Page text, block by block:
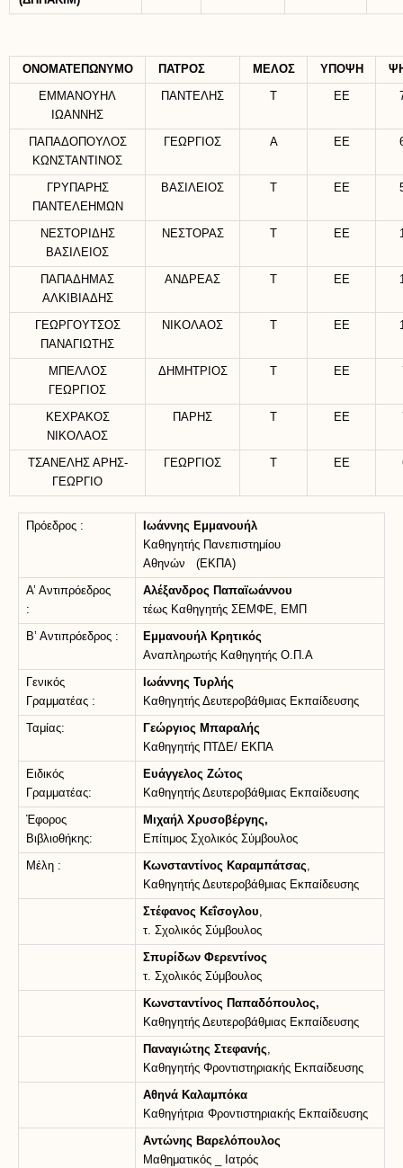
ΟΝΟΜΑΤΕΠΩΝΥΜΟ ΠΑΤΡΟΣ ΜΕΛΟΣ ΥΠΟΨΗ
ΕΜΜΑΝΟΥΗΛ
ΙΩΑΝΝΗΣ
ΠΑΝΤΕΛΗΣ ΕΕ
ΠΑΠΑΔΟΠΟΥΛΟΣ
ΚΩΝΣΤΑΝΤΙΝΟΣ
ΓΕΩΡΓΙΟΣ Α ΕΕ
ΓΡΥΠΑΡΗΣ
ΠΑΝΤΕΛΕΗΜΩΝ
ΒΑΣΙΛΕΙΟΣ ΕΕ
ΝΕΣΤΟΡΙΔΗΣ
ΒΑΣΙΛΕΙΟΣ
ΝΕΣΤΟΡΑΣ ΕΕ
ΠΑΠΑΔΗΜΑΣ
ΑΛΚΙΒΙΑΔΗΣ
ΑΝΔΡΕΑΣ ΕΕ
ΓΕΩΡΓΟΥΤΣΟΣ
ΠΑΝΑΓΙΩΤΗΣ
ΝΙΚΟΛΑΟΣ ΕΕ
ΜΠΕΛΛΟΣ
ΓΕΩΡΓΙΟΣ
ΔΗΜΗΤΡΙΟΣ ΕΕ
ΚΕΧΡΑΚΟΣ
ΝΙΚΟΛΑΟΣ
ΠΑΡΗΣ ΕΕ
ΤΣΑΝΕΛΗΣ ΑΡΗΣ-
ΓΕΩΡΓΙΟ
ΓΕΩΡΓΙΟΣ ΕΕ
Πρόεδρος :
Ιωάννης Εμμανουήλ
Καθηγητής Πανεπιστημίου
Αθηνών (ΕΚΠΑ)
Α’ Αντιπρόεδρος
:
Αλέξανδρος Παπαϊωάννου
τέως Καθηγητής ΣΕΜΦΕ, ΕΜΠ
Β’ Αντιπρόεδρος :
Εμμανουήλ Κρητικός
Αναπληρωτής Καθηγητής Ο.Π.Α
Γενικός
Γραμματέας :
Ιωάννης Τυρλής
Καθηγητής Δευτεροβάθμιας Εκπαίδευσης
Ταμίας:
Γεώργιος Μπαραλής
Καθηγητής ΠΤΔΕ/ ΕΚΠΑ
Ειδικός
Γραμματέας:
Ευάγγελος Ζώτος
Καθηγητής Δευτεροβάθμιας Εκπαίδευσης
Έφορος
Βιβλιοθήκης:
Μιχαήλ Χρυσοβέργης,
Επίτιμος Σχολικός Σύμβουλος
Μέλη : Κωνσταντίνος Καραμπάτσας,
Καθηγητής Δευτεροβάθμιας Εκπαίδευσης
Στέφανος Κεΐσογλου,
τ. Σχολικός Σύμβουλος
Σπυρίδων Φερεντίνος
τ. Σχολικός Σύμβουλος
Κωνσταντίνος Παπαδόπουλος,
Καθηγητής Δευτεροβάθμιας Εκπαίδευσης
Παναγιώτης Στεφανής,
Καθηγητής Φροντιστηριακής Εκπαίδευσης
Αθηνά Καλαμπόκα
Καθηγήτρια Φροντιστηριακής Εκπαίδευσης
Αντώνης Βαρελόπουλος
Μαθηματικός _ Ιατρός